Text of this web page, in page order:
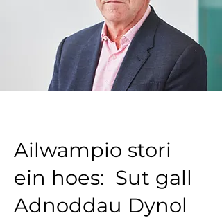
Ailwampio stori
ein hoes: Sut gall
Adnoddau Dynol